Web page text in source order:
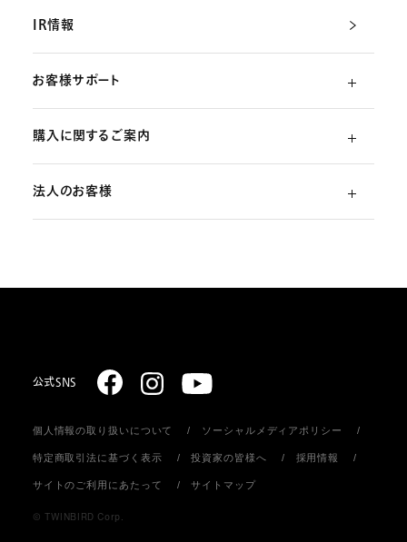
IR情報
お客様サポート
よくあるご質問
部品・消耗品のご注文
購入に関するご案内
ご利用ガイド（初めての方）
お届けについて
返品・キャンセル
法人のお客様
公式SNS
個人情報の取り扱いについて ソーシャルメディアポリシー
特定商取引法に基づく表示 投資家の皆様へ 採用情報
サイトのご利用にあたって サイトマップ
© TWINBIRD Corp.